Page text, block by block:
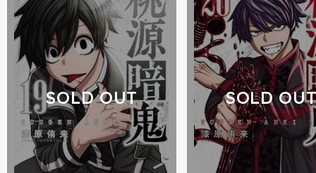
SOLD OUT SOLD